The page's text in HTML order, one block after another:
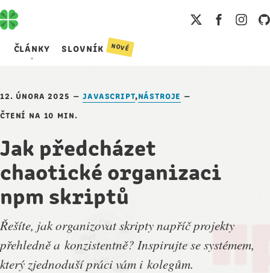
články slovník nové
12. února 2025 —javascript,nástroje —
čtení na 10 min.
Jak předcházet
chaotické organizaci
npm skriptů
Řešíte, jak organizovat skripty napříč projekty
přehledně a konzistentně? Inspirujte se systémem,
který zjednoduší práci vám i kolegům.